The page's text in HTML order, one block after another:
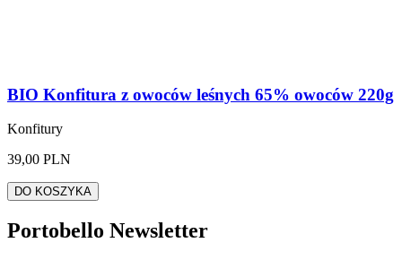
BIO Konfitura z owoców leśnych 65% owoców 220g
Konfitury
39,00 PLN
DO KOSZYKA
Portobello Newsletter